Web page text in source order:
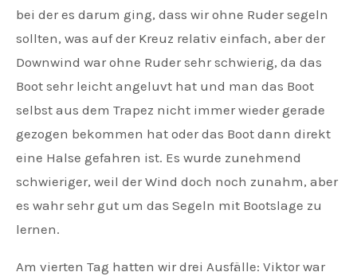
bei der es darum ging, dass wir ohne Ruder segeln
sollten, was auf der Kreuz relativ einfach, aber der
Downwind war ohne Ruder sehr schwierig, da das
Boot sehr leicht angeluvt hat und man das Boot
selbst aus dem Trapez nicht immer wieder gerade
gezogen bekommen hat oder das Boot dann direkt
eine Halse gefahren ist. Es wurde zunehmend
schwieriger, weil der Wind doch noch zunahm, aber
es wahr sehr gut um das Segeln mit Bootslage zu
lernen.
Am vierten Tag hatten wir drei Ausfälle: Viktor war